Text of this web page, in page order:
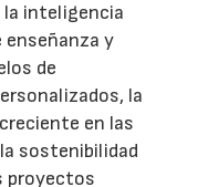
la inteligencia
y
de
la
en las
sostenibilidad
proyectos